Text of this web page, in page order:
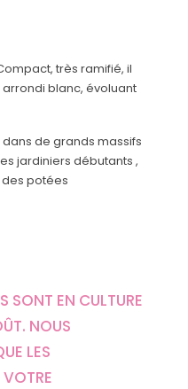
très ramifié, il
blanc, évoluant
de grands massifs
jardiniers débutants ,
potées
SONT EN CULTURE
NOUS
LES